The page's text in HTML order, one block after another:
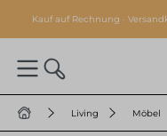
springen
Kauf auf Rechnung ·
Living Möbel